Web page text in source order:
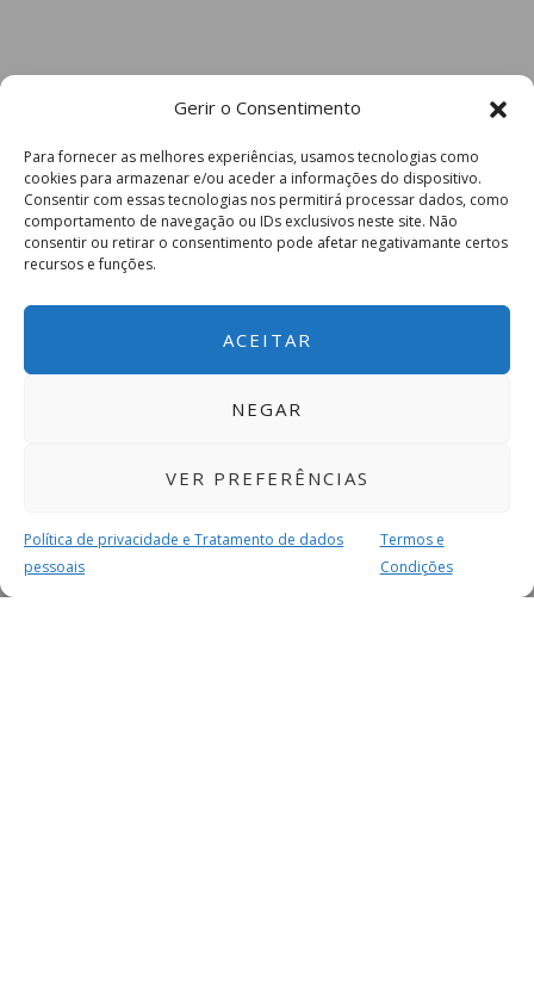
Gerir o Consentimento
Para fornecer as melhores experiências, usamos tecnologias como
cookies para armazenar e/ou aceder a informações do dispositivo.
Consentir com essas tecnologias nos permitirá processar dados, como
comportamento de navegação ou IDs exclusivos neste site. Não
consentir ou retirar o consentimento pode afetar negativamante certos
recursos e funções.
ACEITAR
NEGAR
VER PREFERÊNCIAS
Política de privacidade e Tratamento de dados
pessoais
Termos e
Condições